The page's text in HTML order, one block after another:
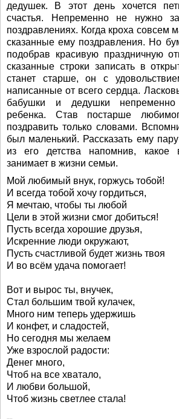
дедушек. В этот день хочется
счастья. Непременно не нужно
поздравлениях. Когда кроха совсем
сказанные ему поздравления. Но
подобрав красивую праздничную
сказанные строки записать в
станет старше, он с
написанные от всего сердца.
бабушки и дедушки
ребенка. Став постарше
поздравить только словами.
был маленький. Рассказать ему
из его детства напомнив, какое
занимает в жизни семьи.
Мой любимый внук, горжусь тобой!
И всегда тобой хочу гордиться,
Я мечтаю, чтобы ты любой
Цели в этой жизни смог добиться!
Пусть всегда хорошие друзья,
Искренние люди окружают,
Пусть счастливой будет жизнь твоя
И во всём удача помогает!
Вот и вырос ты, внучек,
Стал большим твой кулачек,
Много ним теперь удержишь
И конфет, и сладостей,
Но сегодня мы желаем
Уже взрослой радости:
Денег много,
Чтоб на все хватало,
И любви большой,
Чтоб жизнь светлее стала!